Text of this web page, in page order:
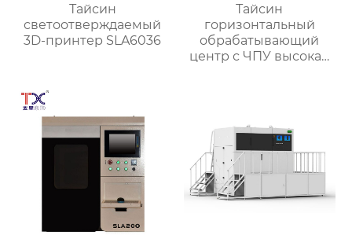
Тайсин
светоотверждаемый
3D-принтер SLA6036
Тайсин
горизонтальный
обрабатывающий
центр с ЧПУ высокая